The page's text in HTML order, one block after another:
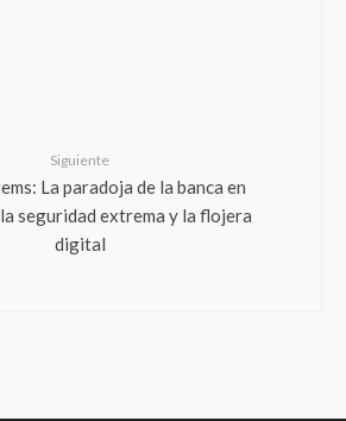
Siguiente
La paradoja de la banca en
seguridad extrema y la flojera
digital